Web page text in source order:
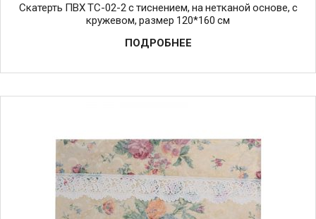
Скатерть ПВХ TC-02-2 с тиснением, на нетканой основе, с
кружевом, размер 120*160 см
ПОДРОБНЕЕ